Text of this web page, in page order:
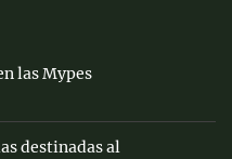
las Mypes
destinadas al